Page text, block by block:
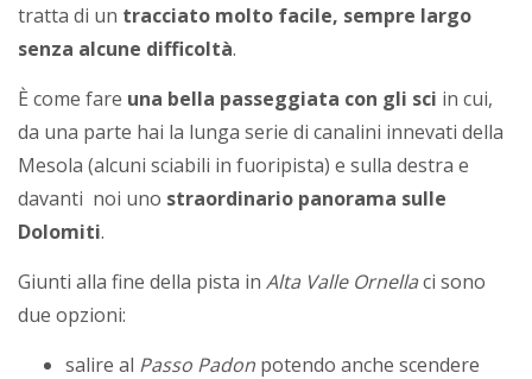
tratta di un tracciato molto facile, sempre largo
senza alcune difficoltà.
È come fare una bella passeggiata con gli sci in cui,
da una parte hai la lunga serie di canalini innevati della
Mesola (alcuni sciabili in fuoripista) e sulla destra e
davanti noi uno straordinario panorama sulle
Dolomiti.
Giunti alla fine della pista in Alta Valle Ornellaci sono
due opzioni:
salire al Passo Padon potendo anche scendere